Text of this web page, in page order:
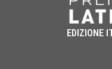
EDIZIONE